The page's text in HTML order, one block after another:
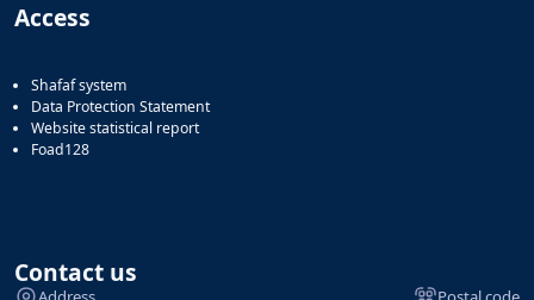
Access
Shafaf system
Data Protection Statement
Website statistical report
Foad128
Contact us